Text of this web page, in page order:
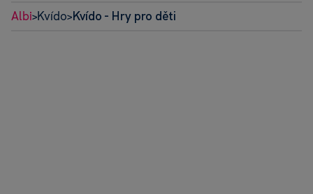
Albi>Kvído>Kvído - Hry pro děti